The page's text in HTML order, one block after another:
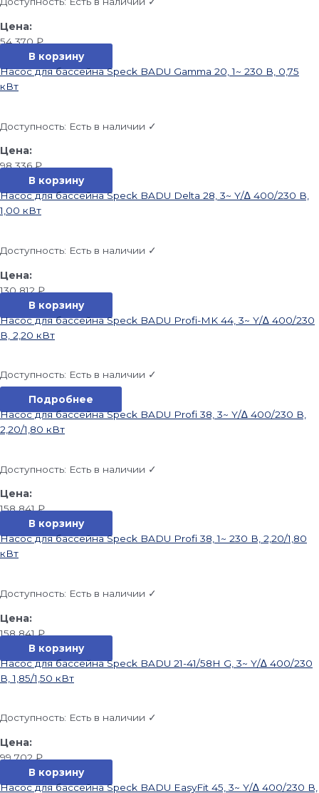
54 370₽
В корзину
Насос для бассейна Speck BADU Gamma 20, 1~ 230 В, 0,75
кВт
Доступность: Есть в наличии ✓
98 336₽
В корзину
Насос для бассейна Speck BADU Delta 28, 3~ Y/∆ 400/230 В,
1,00 кВт
Доступность: Есть в наличии ✓
130 812₽
В корзину
Насос для бассейна Speck BADU Profi-MK 44, 3~ Y/∆ 400/230
В, 2,20 кВт
Доступность: Есть в наличии ✓
Подробнее
Насос для бассейна Speck BADU Profi 38, 3~ Y/∆ 400/230 В,
2,20/1,80 кВт
Доступность: Есть в наличии ✓
158 841₽
В корзину
Насос для бассейна Speck BADU Profi 38, 1~ 230 В, 2,20/1,80
кВт
Доступность: Есть в наличии ✓
158 841₽
В корзину
Насос для бассейна Speck BADU 21-41/58H G, 3~ Y/∆ 400/230
В, 1,85/1,50 кВт
Доступность: Есть в наличии ✓
99 702₽
В корзину
Насос для бассейна Speck BADU EasyFit 45, 3~ Y/∆ 400/230 В,